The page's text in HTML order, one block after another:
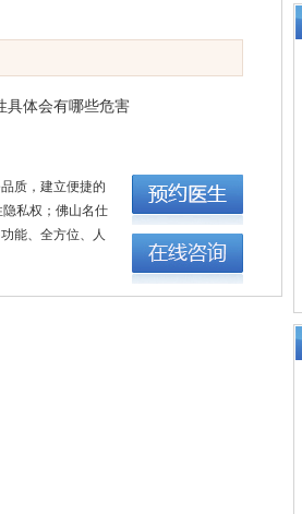
具体会有哪些危害
质，建立便捷的
私权；佛山名仕
能、全方位、人